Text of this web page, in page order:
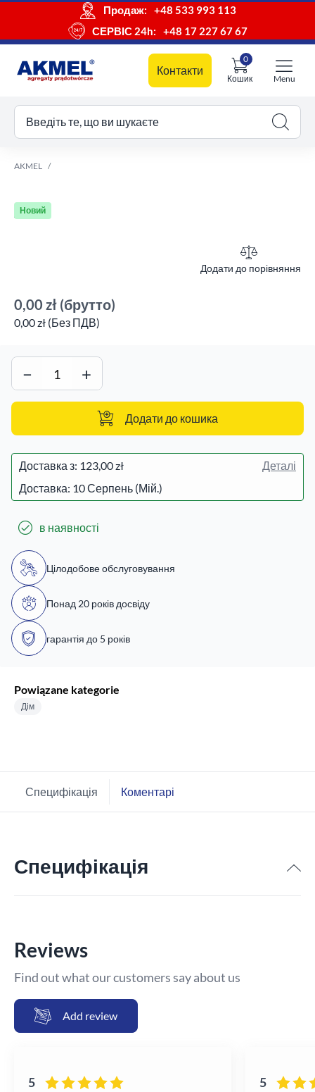
Продаж:
+48 533 993 113
СЕРВІС 24h:
+48 17 227 67 67
Контакти
Кошик
0
кошик
Menu
Введіть те, що ви шукаєте
AKMEL
Новий
Додати до порівняння
0,00 zł (брутто)
0,00 zł (Без ПДВ)
− +
Додати до кошика
Доставка з: 123,00 zł
Деталі
Доставка: 10 Серпень (Мій.)
в наявності
Цілодобове обслуговування
Понад 20 років досвіду
гарантія до 5 років
Powiązane kategorie
Дім
Специфікація Коментарі
Специфікація
Reviews
Find out what our customers say about us
Add review
5 5